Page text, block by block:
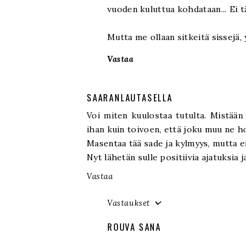
vuoden kuluttua kohdataan...
Mutta me ollaan sitkeitä sissejä,
Vastaa
SAARANLAUTASELLA
Voi miten kuulostaa tutulta.
ihan kuin toivoen, että joku muu ne
Masentaa tää sade ja kylmyys, mutta
Nyt lähetän sulle positiivia ajatuksia
Vastaa
Vastaukset
ROUVA SANA